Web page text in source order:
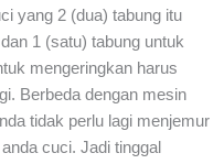
yang 2 (dua) tabung itu
1 (satu) tabung untuk
mengeringkan harus
Berbeda dengan mesin
tidak perlu lagi menjemur
cuci. Jadi tinggal